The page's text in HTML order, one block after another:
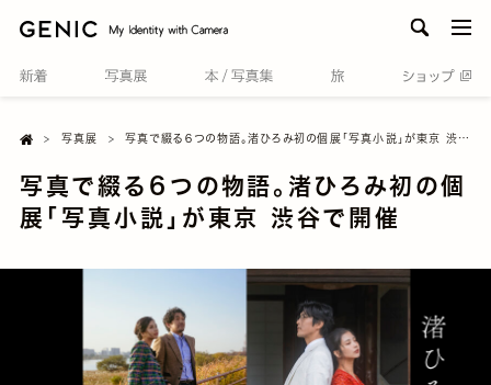
 Home写真展 写真で綴る６つの物語。渚ひろみ初の個展「写真小説」が東京 渋谷で開催
写真で綴る６つの物語。渚ひろみ初の個
展「写真小説」が東京 渋谷で開催